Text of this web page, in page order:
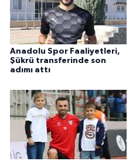
Anadolu Spor Faaliyetleri,
Şükrü transferinde son
adımı attı